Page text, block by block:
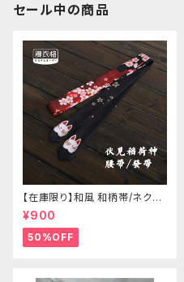
セール中の商品
【在庫限り】和風 和柄帯/ネクタ
イ/リボン（狐面/金魚
¥900
50%OFF